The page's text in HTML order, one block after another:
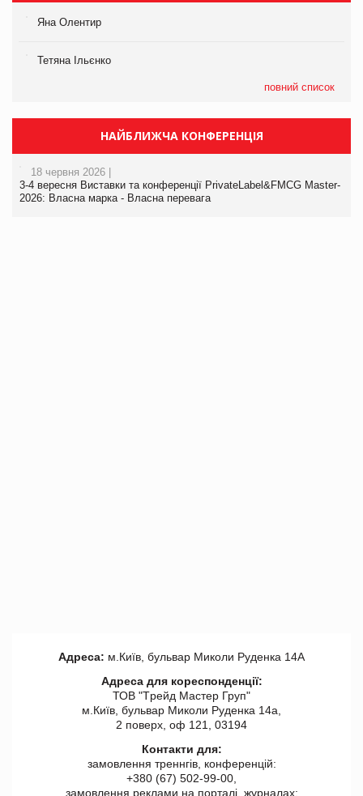
Яна Олентир
Тетяна Ільєнко
повний список
НАЙБЛИЖЧА КОНФЕРЕНЦІЯ
18 червня 2026 |
3-4 вересня Виставки та конференції PrivateLabel&FMCG Master-
2026: Власна марка - Власна перевага
Адреса: м.Київ, бульвар Миколи Руденка 14А
Адреса для кореспонденції:
ТОВ "Tрейд Мастер Груп"
м.Київ, бульвар Миколи Руденка 14а,
2 поверх, оф 121, 03194
Контакти для:
замовлення треннгів, конференцій:
+380 (67) 502-99-00,
замовлення реклами на порталі, журналах: